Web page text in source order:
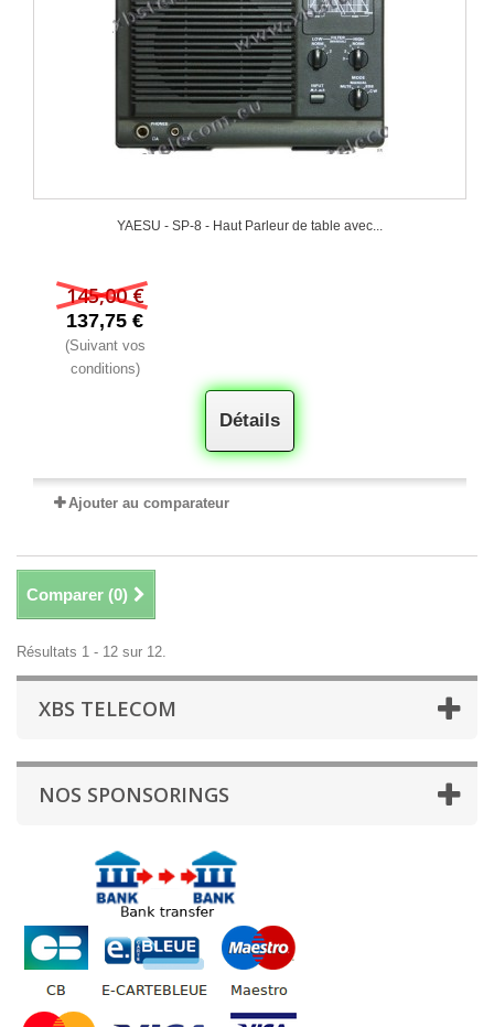
YAESU - SP‐8 - Haut Parleur de table avec...
145,00 €
137,75 €
(Suivant vos
conditions)
Détails
Ajouter au comparateur
Comparer (0)
Résultats 1 - 12 sur 12.
XBS TELECOM
NOS SPONSORINGS